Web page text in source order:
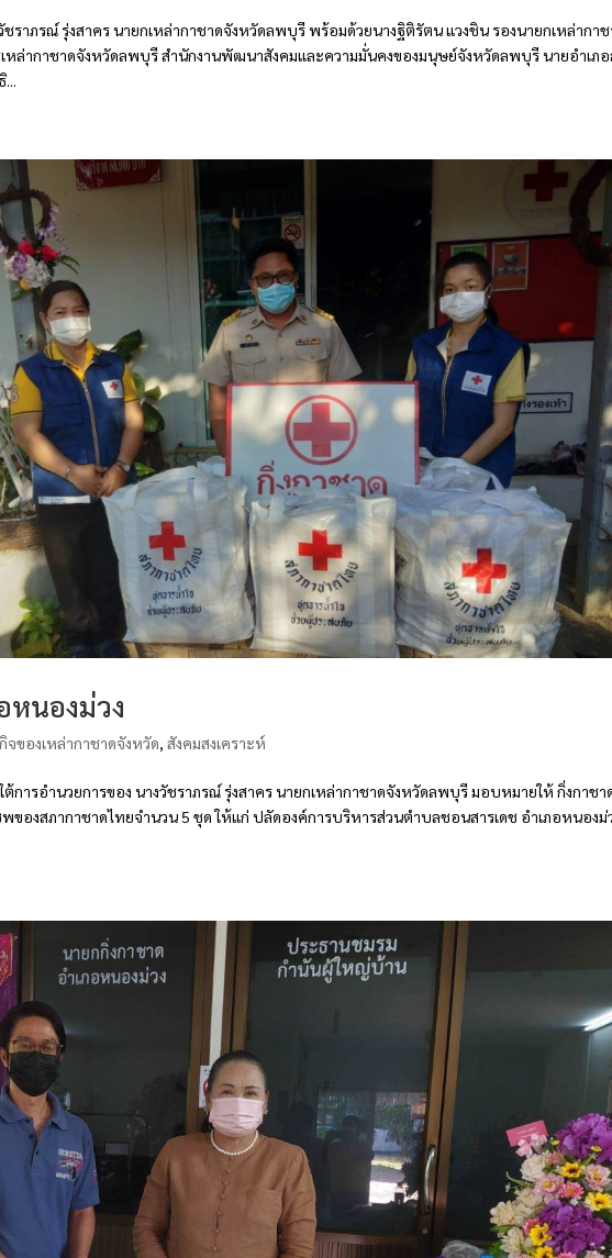
ราภรณ์ รุ่งสาคร นายกเหล่ากาชาดจังหวัดลพบุรี พร้อมด้วยนางฐิติรัตน แวงชิน รองนายกเหล่ากา
หล่ากาชาดจังหวัดลพบุรี สำนักงานพัฒนาสังคมและความมั่นคงของมนุษย์จังหวัดลพบุรี นายอำเภอ
หนองม่วง
จของเหล่ากาชาดจังหวัด, สังคมสงเคราะห์
การอำนวยการของ นางวัชราภรณ์ รุ่งสาคร นายกเหล่ากาชาดจังหวัดลพบุรี มอบหมายให้ กิ่งกาชา
ของสภากาชาดไทยจำนวน 5 ชุด ให้แก่ ปลัดองค์การบริหารส่วนตำบลชอนสารเดช อำเภอหนองม่